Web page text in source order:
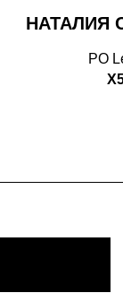
НАТАЛИЯ
PO